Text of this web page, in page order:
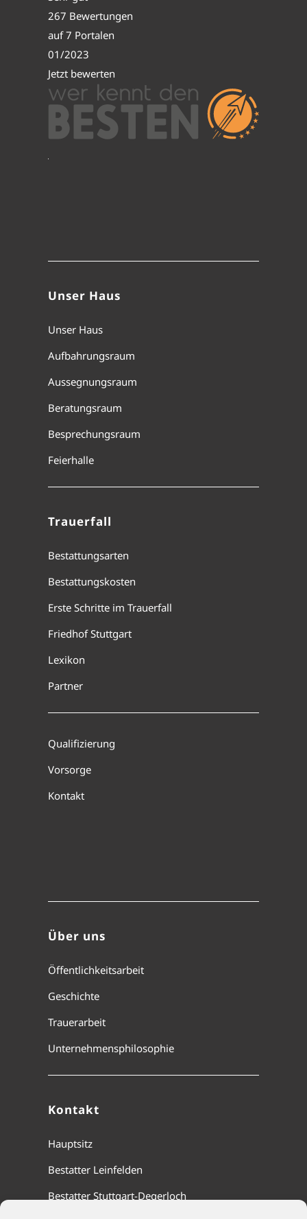
267 Bewertungen
auf 7 Portalen
01/2023
Jetzt bewerten
Unser Haus
Unser Haus
Aufbahrungsraum
Aussegnungsraum
Beratungsraum
Besprechungsraum
Feierhalle
Trauerfall
Bestattungsarten
Bestattungskosten
Erste Schritte im Trauerfall
Friedhof Stuttgart
Lexikon
Partner
Qualifizierung
Vorsorge
Kontakt
Über uns
Öffentlichkeitsarbeit
Geschichte
Trauerarbeit
Unternehmensphilosophie
Kontakt
Hauptsitz
Bestatter Leinfelden
Bestatter Stuttgart-Degerloch